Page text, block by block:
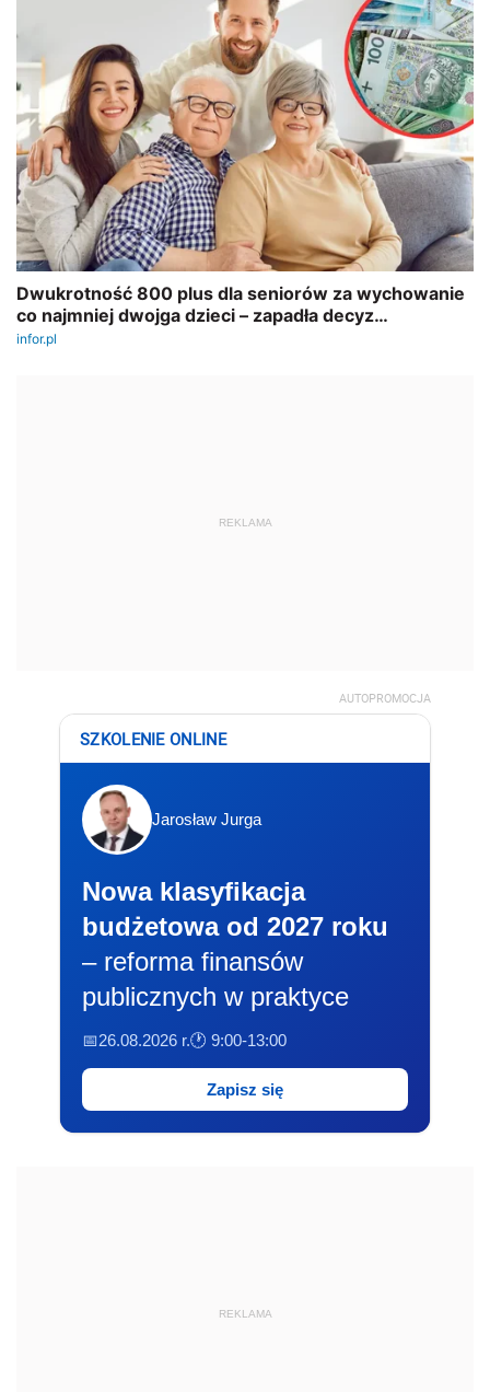
REKLAMA
AUTOPROMOCJA
SZKOLENIE ONLINE
Jarosław Jurga
Nowa klasyfikacja
budżetowa od 2027 roku
– reforma finansów
publicznych w praktyce
📅26.08.2026 r.🕐 9:00-13:00
Zapisz się
REKLAMA